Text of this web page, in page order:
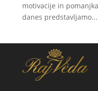
motivacije in
danes predstavljamo...